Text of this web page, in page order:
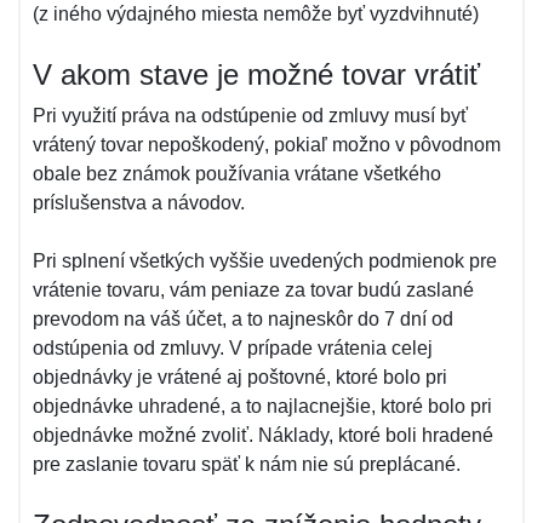
(z iného výdajného miesta nemôže byť vyzdvihnuté)
V akom stave je možné tovar vrátiť
Pri využití práva na odstúpenie od zmluvy musí byť
vrátený tovar nepoškodený, pokiaľ možno v pôvodnom
obale bez známok používania vrátane všetkého
príslušenstva a návodov.
Pri splnení všetkých vyššie uvedených podmienok pre
vrátenie tovaru, vám peniaze za tovar budú zaslané
prevodom na váš účet, a to najneskôr do 7 dní od
odstúpenia od zmluvy. V prípade vrátenia celej
objednávky je vrátené aj poštovné, ktoré bolo pri
objednávke uhradené, a to najlacnejšie, ktoré bolo pri
objednávke možné zvoliť. Náklady, ktoré boli hradené
pre zaslanie tovaru späť k nám nie sú preplácané.